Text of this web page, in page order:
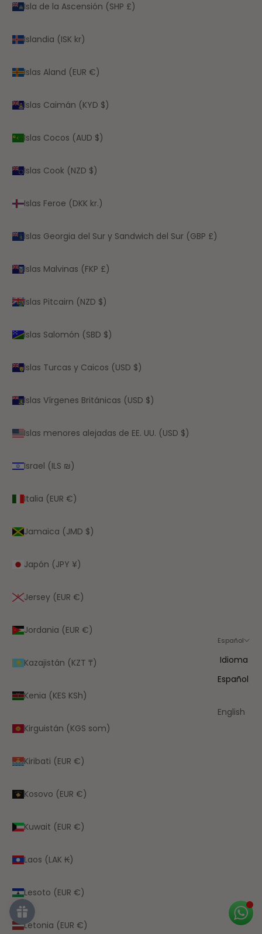
Isla de la Ascensión (SHP £)
Islandia (ISK kr)
Islas Aland (EUR €)
Islas Caimán (KYD $)
Islas Cocos (AUD $)
Islas Cook (NZD $)
Islas Feroe (DKK kr.)
Islas Georgia del Sur y Sandwich del Sur (GBP £)
Islas Malvinas (FKP £)
Islas Pitcairn (NZD $)
Islas Salomón (SBD $)
Islas Turcas y Caicos (USD $)
Islas Vírgenes Británicas (USD $)
Islas menores alejadas de EE. UU. (USD $)
Israel (ILS ₪)
Italia (EUR €)
Jamaica (JMD $)
Japón (JPY ¥)
Jersey (EUR €)
Jordania (EUR €)
Kazajistán (KZT ₸)
Kenia (KES KSh)
Kirguistán (KGS som)
Kiribati (EUR €)
Kosovo (EUR €)
Kuwait (EUR €)
Laos (LAK ₭)
Lesoto (EUR €)
Letonia (EUR €)
Español
Idioma
Español
English